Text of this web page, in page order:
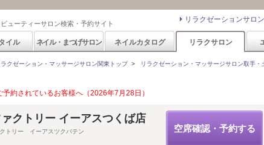
ューティーサロン検索・予約サイト リラクゼーションサロ
イル ネイル・まつげサロン ネイルカタログ リラクサロン
ラクゼーション・マッサージサロン関東トップ> リラクゼーション・マッサージサロン取手
約されているお客様へ（2026年7月28日）
空席確認・予約する
クトリー イーアスつくば店
トリー イーアスツクバテン